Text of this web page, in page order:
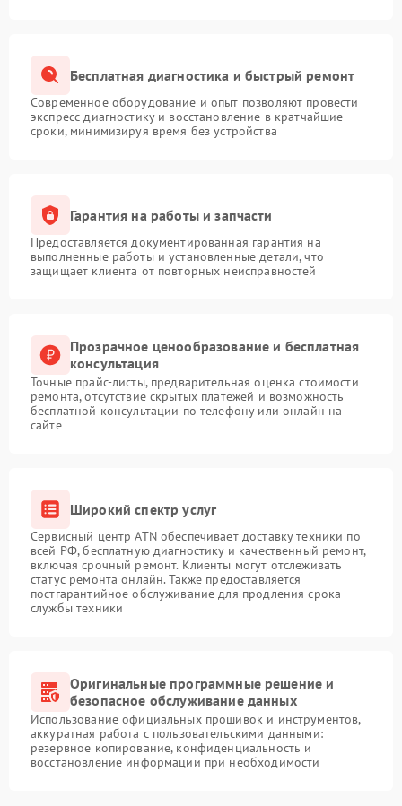
Бесплатная диагностика и быстрый ремонт
Современное оборудование и опыт позволяют провести
экспресс-диагностику и восстановление в кратчайшие
сроки, минимизируя время без устройства
Гарантия на работы и запчасти
Предоставляется документированная гарантия на
выполненные работы и установленные детали, что
защищает клиента от повторных неисправностей
Прозрачное ценообразование и бесплатная
консультация
Точные прайс-листы, предварительная оценка стоимости
ремонта, отсутствие скрытых платежей и возможность
бесплатной консультации по телефону или онлайн на
сайте
Широкий спектр услуг
Сервисный центр ATN обеспечивает доставку техники по
всей РФ, бесплатную диагностику и качественный ремонт,
включая срочный ремонт. Клиенты могут отслеживать
статус ремонта онлайн. Также предоставляется
постгарантийное обслуживание для продления срока
службы техники
Оригинальные программные решение и
безопасное обслуживание данных
Использование официальных прошивок и инструментов,
аккуратная работа с пользовательскими данными:
резервное копирование, конфиденциальность и
восстановление информации при необходимости